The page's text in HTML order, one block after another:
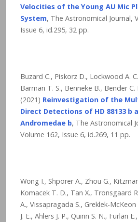
Velocities of the Young AU Mic
System, The Astronomical Journal,
Issue 6, id.295, 32 pp.
Buzard C., Piskorz D., Lockwood A.
Barman T. S., Benneke B., Bender C.
(2021) Reinvestigation of the
Direct Detections of HD 88133 b
Andromedae b, The Astronomical
Volume 162, Issue 6, id.269, 11 pp.
Wong I., Shporer A., Zhou G.,
Komacek T. D., Tan X., Tronsgaard
A., Vissapragada S., Greklek-
J. E., Ahlers J. P., Quinn S. N., Furlan